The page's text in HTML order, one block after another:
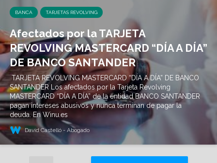
BANCA TARJETAS REVOLVING
Afectados por la TARJETA
REVOLVING MASTERCARD “DÍA A DÍA”
DE BANCO SANTANDER
TARJETA REVOLVING MASTERCARD “DÍA A DÍA” DE BANCO
SANTANDER Los afectados por la Tarjeta Revolving
MASTERCARD “DÍA A DÍA” de la entidad BANCO SANTANDER
pagan intereses abusivos y nunca terminan de pagar la
deuda. En Winu.es
David Castelló - Abogado